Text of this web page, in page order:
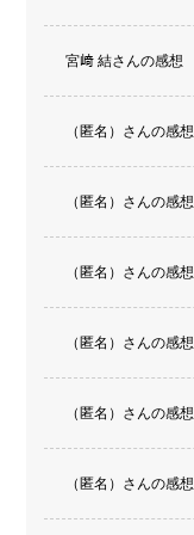
宮﨑 結さんの感想
（匿名）さんの感想
（匿名）さんの感想
（匿名）さんの感想
（匿名）さんの感想
（匿名）さんの感想
（匿名）さんの感想